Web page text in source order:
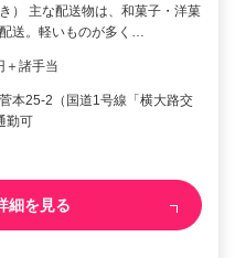
） 主な配送物は、和菓子・洋菓
送。軽いものが多く…
＋諸手当
本25-2（国道1号線「横大路交
勤可
細を見る